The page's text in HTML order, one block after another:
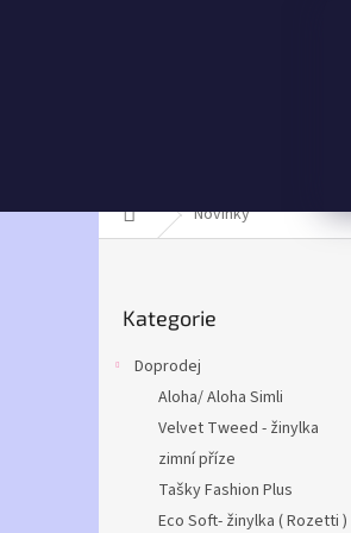
Domů Novinky
kategorie
Kategorie
Doprodej
Aloha/ Aloha Simli
Velvet Tweed - žinylka
zimní příze
Tašky Fashion Plus
Eco Soft- žinylka ( Rozetti )